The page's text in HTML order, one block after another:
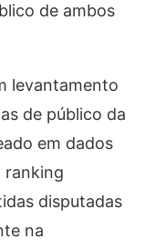
de ambos
levantamento
de público da
em dados
ranking
disputadas
na